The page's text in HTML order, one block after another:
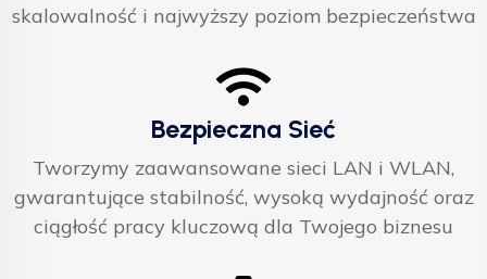
skalowalność i najwyższy poziom bezpieczeństwa
Bezpieczna Sieć
Tworzymy zaawansowane sieci LAN i WLAN,
gwarantujące stabilność, wysoką wydajność oraz
ciągłość pracy kluczową dla Twojego biznesu